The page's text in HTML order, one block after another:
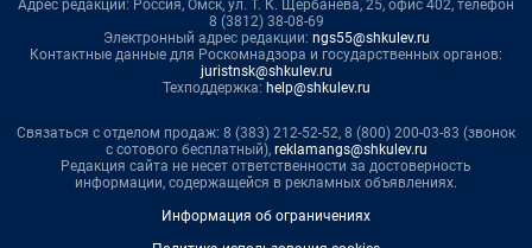
Адрес редакции: Россия, Омск, ул. Т. К. Щербанева, 25, офис 402, телефон
8 (3812) 38-08-69
Электронный адрес редакции: ngs55@shkulev.ru
Контактные данные для Роскомнадзора и государственных органов:
juristnsk@shkulev.ru
Техподдержка: help@shkulev.ru
Связаться с отделом продаж: 8 (383) 212-52-52, 8 (800) 200-03-83 (звонок
с сотового бесплатный), reklamangs@shkulev.ru
Редакция сайта не несет ответственности за достоверность
информации, содержащейся в рекламных объявлениях.
Информация об ограничениях